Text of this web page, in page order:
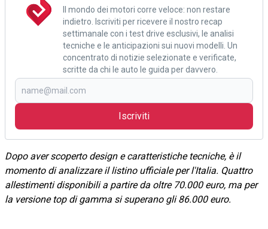
Il mondo dei motori corre veloce: non restare
indietro. Iscriviti per ricevere il nostro recap
settimanale con i test drive esclusivi, le analisi
tecniche e le anticipazioni sui nuovi modelli. Un
concentrato di notizie selezionate e verificate,
scritte da chi le auto le guida per davvero.
Iscriviti
Dopo aver scoperto design e caratteristiche tecniche, è il
momento di analizzare il listino ufficiale per l'Italia. Quattro
allestimenti disponibili a partire da oltre 70.000 euro, ma per
la versione top di gamma si superano gli 86.000 euro.